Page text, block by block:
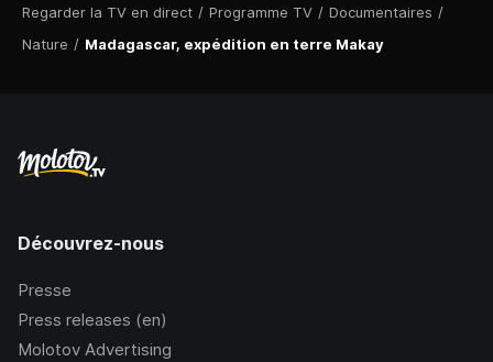
Regarder la TV en direct / Programme TV / Documentaires /
Nature / Madagascar, expédition en terre Makay
Découvrez-nous
Presse
Press releases (en)
Molotov Advertising